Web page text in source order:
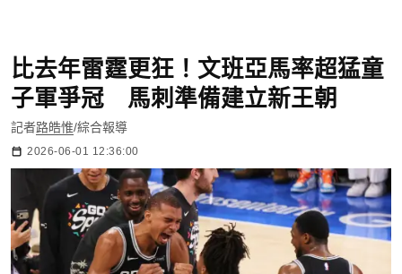
比去年雷霆更狂！文班亞馬率超猛童
子軍爭冠 馬刺準備建立新王朝
記者路皓惟/綜合報導
2026-06-01 12:36:00